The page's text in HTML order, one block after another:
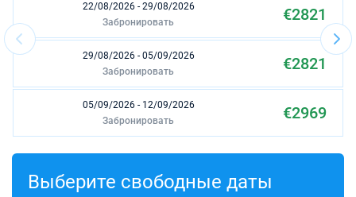
22/08/2026 - 29/08/2026 €2821
Забронировать
29/08/2026 - 05/09/2026 €2821
Забронировать
05/09/2026 - 12/09/2026 €2969
Забронировать
03/10/2026 - 10/10/2026
Выберите свободные даты